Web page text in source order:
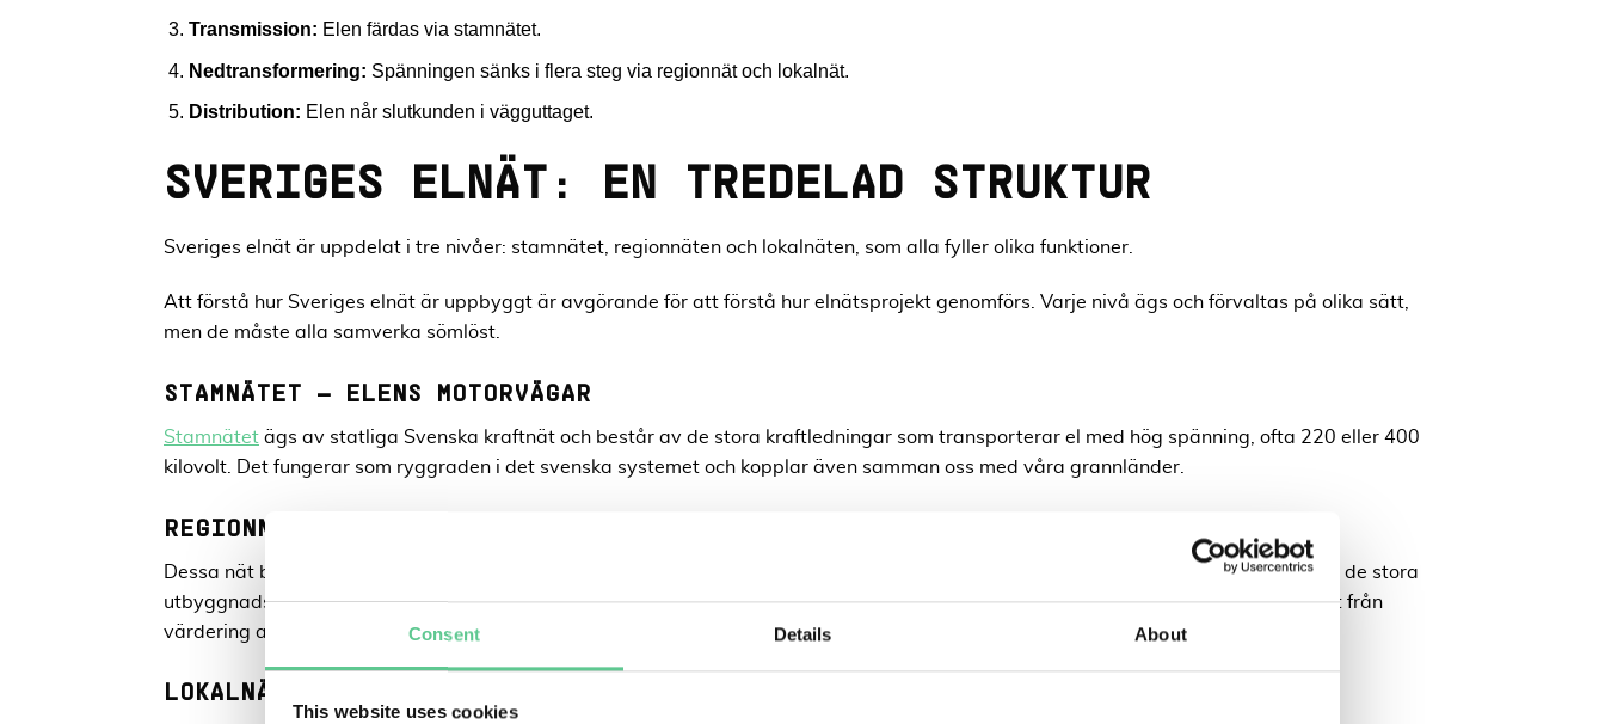
Consent Details About
This website uses cookies
Transmission: Elen färdas via stamnätet.
Nedtransformering: Spänningen sänks i flera steg via regionnät och lokalnät.
Distribution: Elen når slutkunden i vägguttaget.
SVERIGES ELNÄT: EN TREDELAD STRUKTUR
Sveriges elnät är uppdelat i tre nivåer: stamnätet, regionnäten och lokalnäten, som alla fyller olika funktioner.
Att förstå hur Sveriges elnät är uppbyggt är avgörande för att förstå hur elnätsprojekt genomförs. Varje nivå ägs och förvaltas på olika sätt,
men de måste alla samverka sömlöst.
STAMNÄTET – ELENS MOTORVÄGAR
Stamnätet ägs av statliga Svenska kraftnät och består av de stora kraftledningar som transporterar el med hög spänning, ofta 220 eller 400
kilovolt. Det fungerar som ryggraden i det svenska systemet och kopplar även samman oss med våra grannländer.
REGIONNÄTEN – DE REGIONALA LÄNKARNA
Dessa nät binder samman stamnätet med lokalnäten. Här är spänningen vanligtvis mellan 40 och 130 kilovolt. Det är här många av de stora
utbyggnadsprojekten sker idag för att möta industrins behov. NEKTAB arbetar frekvent medregionnätsprojekt, där vi bistår med allt från
värdering av skog till teknisk projektering.
LOKALNÄTEN – VÄGEN HEM TILL DIG